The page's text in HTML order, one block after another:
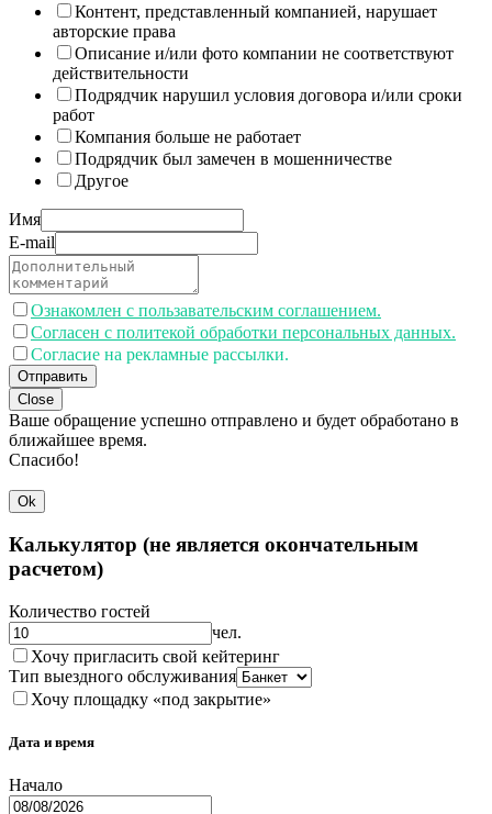
Контент, представленный компанией, нарушает
авторские права
Описание и/или фото компании не соответствуют
действительности
Подрядчик нарушил условия договора и/или сроки
работ
Компания больше не работает
Подрядчик был замечен в мошенничестве
Другое
Имя
E-mail
Ознакомлен с пользавательским соглашением.
Согласен с политекой обработки персональных данных.
Согласие на рекламные рассылки.
Отправить
Close
Ваше обращение успешно отправлено и будет обработано в
ближайшее время.
Спасибо!
Ok
Калькулятор (не является окончательным
расчетом)
Количество гостей
чел.
Хочу пригласить свой кейтеринг
Тип выездного обслуживания
Хочу площадку «под закрытие»
Дата и время
Начало